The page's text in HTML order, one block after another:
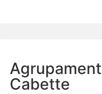
Cabette